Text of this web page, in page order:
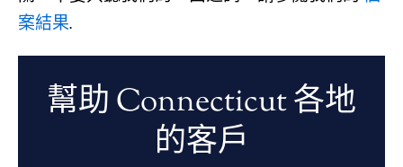
案結果.
幫助 Connecticut 各地
的客戶